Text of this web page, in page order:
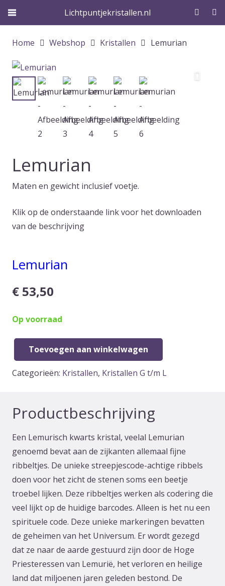
Lichtpuntjekristallen.nl
Home Webshop Kristallen Lemurian
Lemurian
Maten en gewicht inclusief voetje.
Klik op de onderstaande link voor het downloaden
van de beschrijving
Lemurian
€ 53,50
Op voorraad
Lemurian
aantal
Toevoegen aan winkelwagen
Categorieën: Kristallen, Kristallen G t/m L
Productbeschrijving
Een Lemurisch kwarts kristal, veelal Lemurian
genoemd bevat aan de zijkanten allemaal fijne
ribbeltjes. De unieke streepjescode-achtige ribbels
doen voor het zicht de stenen soms een beetje
troebel lijken. Deze ribbeltjes werken als codering die
veel lijkt op de huidige barcodes. Alleen is het nu een
spirituele code. Deze unieke markeringen bevatten
de geheimen van het Universum. Er wordt gezegd
dat ze naar de aarde gestuurd zijn door de Hoge
Priesteressen van Lemurië, het verloren en heilige
land dat miljoenen jaren geleden bestond. De